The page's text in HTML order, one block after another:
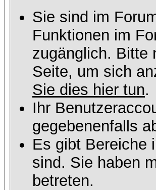
Sie sind im
Funktionen im
zugänglich. Bitte
Seite, um sich
Sie dies hier tun.
Ihr
gegebenenfalls
Es gibt Bereiche
sind. Sie haben
betreten.